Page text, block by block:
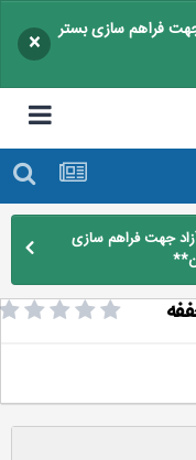
فراهم سازی بستر
×
جهت فراهم سازی